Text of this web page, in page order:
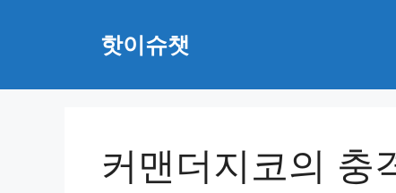
핫이슈챗
커맨더지코의 충